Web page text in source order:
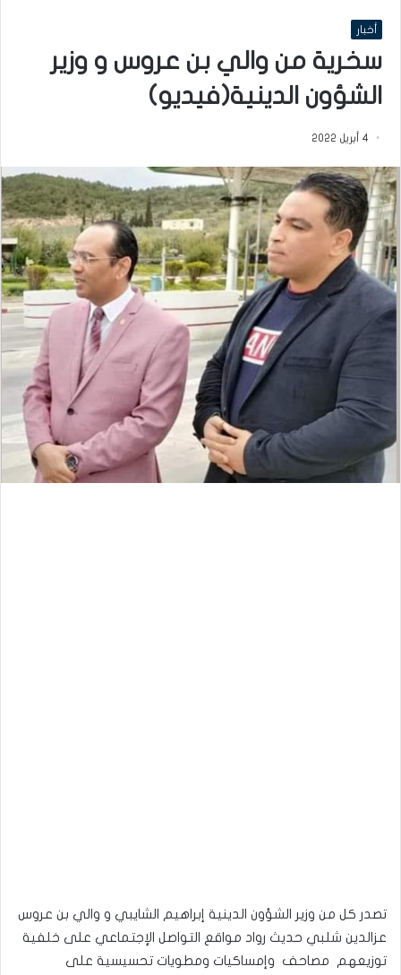
أخبار
سخرية من والي بن عروس و وزير
الشؤون الدينية(فيديو)
4 أبريل 2022
تصدر كل من وزير الشؤون الدينية إبراهيم الشايبي و والي بن عروس
عزالدين شلبي حديث رواد مواقع التواصل الإجتماعي على خلفية
توزيعهم مصاحف وإمساكيات ومطويات تحسيسية على